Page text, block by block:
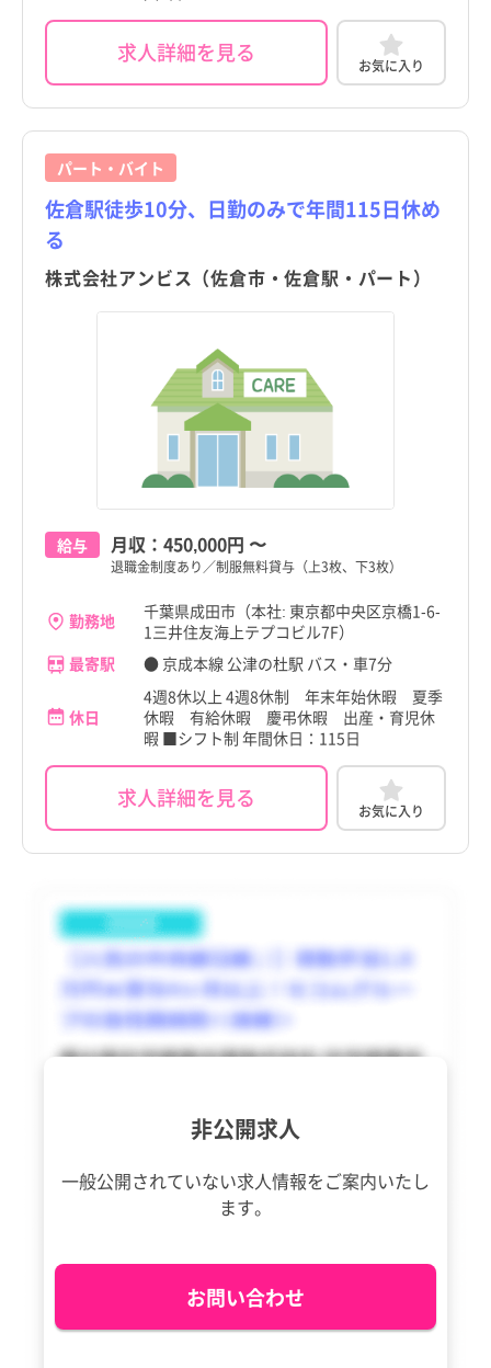
京都府
奈良県
和歌山県
愛媛県
高知県
福岡県
熊本県
大分県
鹿児島県
沖縄県
tax_region
印西市
南房総市
匝瑳市
大網白里市
多古町
東庄町
九十九里町
横芝光町
一宮町
睦沢町
白子町
長柄町
長南町
大多喜町
その他（福祉・介護関係資格など）
その他
パート・アルバイト（夜勤なし）
電子カルテあり
高給与
求人詳細を見る お気に入り
パート・バイト
佐倉駅徒歩10分、日勤のみで年間115日休め
る
株式会社アンビス（佐倉市・佐倉駅・パート）
給与 月収： 450,000円 〜
退職金制度あり／制服無料貸与（上3枚、下3枚）
勤務地
千葉県成田市（本社: 東京都中央区京橋1-6-
1三井住友海上テプコビル7F）
最寄駅
● 京成本線 公津の杜駅 バス・車7分
休日
4週8休以上 4週8休制 年末年始休暇 夏季
休暇 有給休暇 慶弔休暇 出産・育児休
暇 ■シフト制 年間休日：115日
求人詳細を見る お気に入り
非公開求人
一般公開されていない求人情報をご案内いたし
ます。
お問い合わせ
京都府
奈良県
和歌山県
愛媛県
高知県
福岡県
熊本県
大分県
鹿児島県
沖縄県
tax_region
印西市
南房総市
匝瑳市
大網白里市
多古町
東庄町
九十九里町
横芝光町
一宮町
睦沢町
白子町
長柄町
長南町
大多喜町
その他（福祉・介護関係資格など）
その他
パート・アルバイト（夜勤なし）
電子カルテあり
高給与